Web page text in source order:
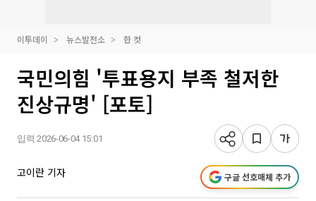
이투데이 뉴스발전소 한 컷
국민의힘 '투표용지 부족 철저한
진상규명' [포토]
입력 2026-06-04 15:01
고이란 기자 구글 선호매체 추가